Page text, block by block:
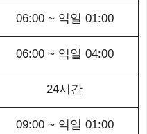
06:00 ~ 익일 01:00
06:00 ~ 익일 04:00
24시간
09:00 ~ 익일 01:00